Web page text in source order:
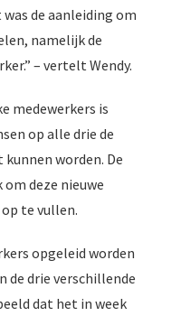
de aanleiding om
namelijk de
– vertelt Wendy.
medewerkers is
op alle drie de
worden. De
om deze nieuwe
te vullen.
opgeleid worden
de drie verschillende
dat het in week